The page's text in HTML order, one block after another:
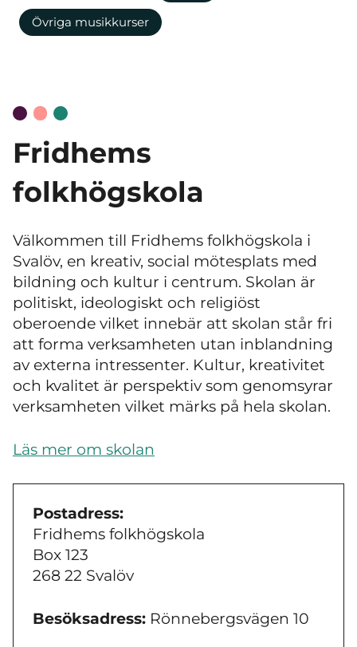
Övriga musikkurser
Fridhems
folkhögskola
Välkommen till Fridhems folkhögskola i
Svalöv, en kreativ, social mötesplats med
bildning och kultur i centrum. Skolan är
politiskt, ideologiskt och religiöst
oberoende vilket innebär att skolan står fri
att forma verksamheten utan inblandning
av externa intressenter. Kultur, kreativitet
och kvalitet är perspektiv som genomsyrar
verksamheten vilket märks på hela skolan.
Läs mer om skolan
Postadress:
Fridhems folkhögskola
Box 123
268 22 Svalöv
Besöksadress: Rönnebergsvägen 10